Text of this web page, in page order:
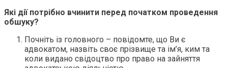
Які дії потрібно вчинити перед початком проведення
обшуку?
Почніть із головного – повідомте, що Ви є
адвокатом, назвіть своє прізвище та ім’я, ким та
коли видано свідоцтво про право на зайняття